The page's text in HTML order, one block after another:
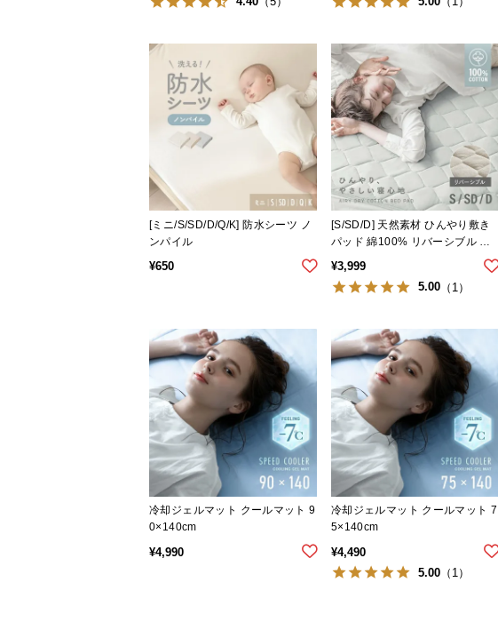
[ミニ/S/SD/D/Q/K] 防水シーツ ノ
ンパイル
¥650
[S/SD/D] 天然素材 ひんやり敷き
パッド 綿100% リバーシブル 洗
える
¥3,999
5.00（1）
冷却ジェルマット クールマット 9
0×140cm
¥4,990
冷却ジェルマット クールマット 7
5×140cm
¥4,490
5.00（1）